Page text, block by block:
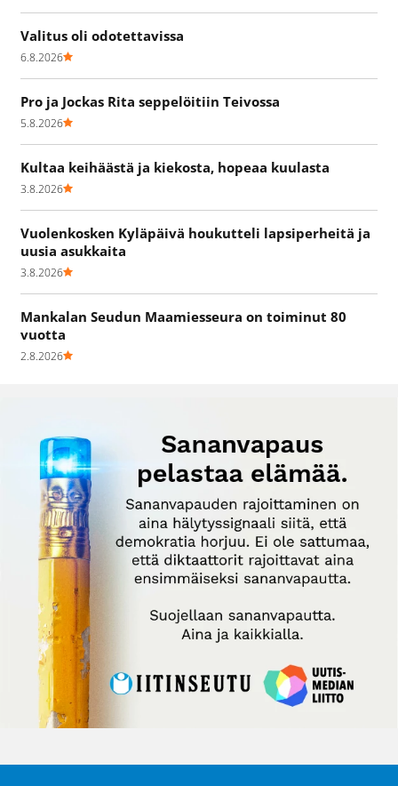
Valitus oli odotettavissa
6.8.2026
Pro ja Jockas Rita seppelöitiin Teivossa
5.8.2026
Kultaa keihäästä ja kiekosta, hopeaa kuulasta
3.8.2026
Vuolenkosken Kyläpäivä houkutteli lapsiperheitä ja
uusia asukkaita
3.8.2026
Mankalan Seudun Maamiesseura on toiminut 80
vuotta
2.8.2026